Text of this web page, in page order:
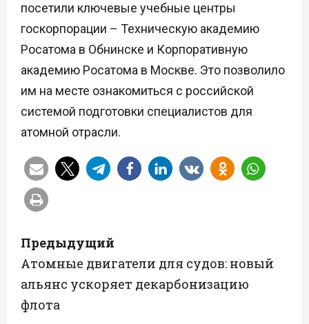
посетили ключевые учебные центры
госкорпорации – Техническую академию
Росатома в Обнинске и Корпоративную
академию Росатома в Москве. Это позволило
им на месте ознакомиться с российской
системой подготовки специалистов для
атомной отрасли.
Н
а
в
Предыдущий
Атомные двигатели для судов: новый
альянс ускоряет декарбонизацию
флота